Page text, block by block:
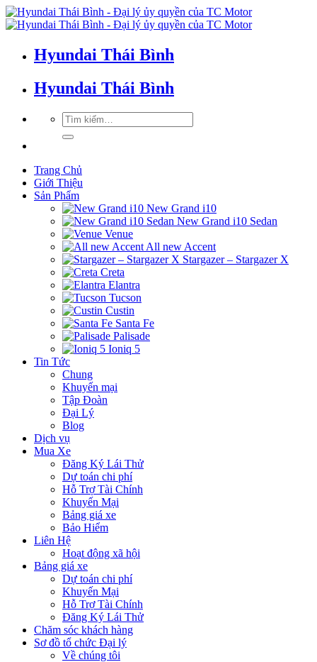
Hyundai Thái Bình
Hyundai Thái Bình
Trang Chủ
Giới Thiệu
Sản Phẩm
New Grand i10
New Grand i10 Sedan
Venue
All new Accent
Stargazer – Stargazer X
Creta
Elantra
Tucson
Custin
Santa Fe
Palisade
Ioniq 5
Tin Tức
Chung
Khuyến mại
Tập Đoàn
Đại Lý
Blog
Dịch vụ
Mua Xe
Đăng Ký Lái Thử
Dự toán chi phí
Hỗ Trợ Tài Chính
Khuyến Mại
Bảng giá xe
Bảo Hiểm
Liên Hệ
Hoạt động xã hội
Bảng giá xe
Dự toán chi phí
Khuyến Mại
Hỗ Trợ Tài Chính
Đăng Ký Lái Thử
Chăm sóc khách hàng
Sơ đồ tổ chức Đại lý
Về chúng tôi